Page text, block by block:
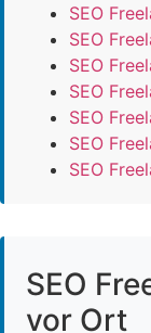
SEO
SEO
SEO
SEO
SEO
SEO
SEO
SEO
vor Ort